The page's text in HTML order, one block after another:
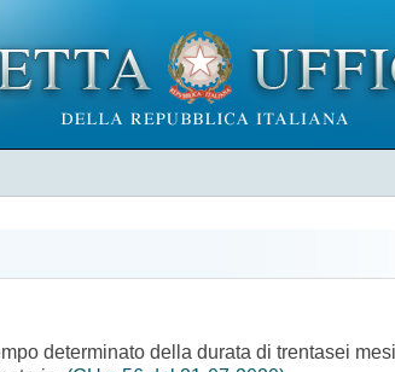
determinato della durata di trentasei